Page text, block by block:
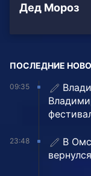
Дед Мороз
ПОСЛЕДНИЕ
09:35
23:48
В